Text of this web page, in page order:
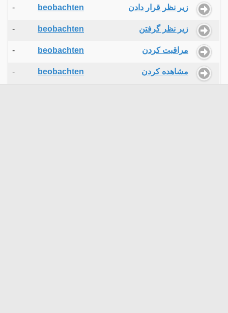
- beobachten زیر نظر قرار دادن
- beobachten زیر نظر گرفتن
- beobachten مراقبت کردن
- beobachten مشاهده کردن